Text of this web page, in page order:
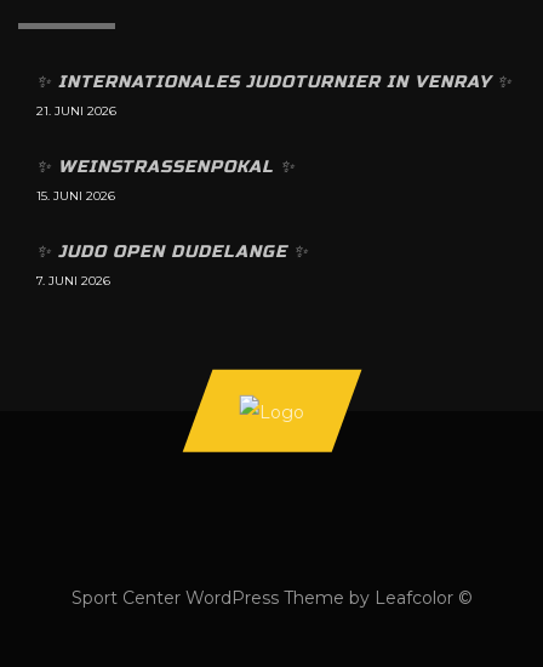
✨️ INTERNATIONALES JUDOTURNIER IN VENRAY ✨️
21. JUNI 2026
✨️ WEINSTRASSENPOKAL ✨️
15. JUNI 2026
✨️ JUDO OPEN DUDELANGE ✨️
7. JUNI 2026
Sport Center WordPress Theme by Leafcolor ©